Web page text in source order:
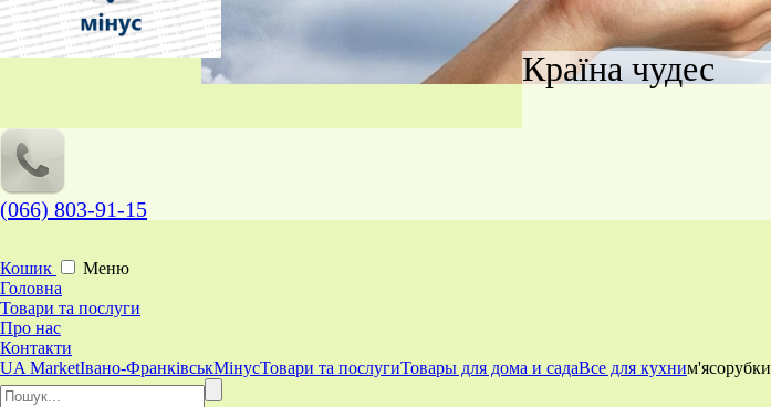
Країна чудес
(066) 803-91-15
Кошик
Меню
Головна
Товари та послуги
Про нас
Контакти
UA MarketІвано-ФранківськМінусТовари та послугиТовары для дома и садаВсе для кухним'ясорубки